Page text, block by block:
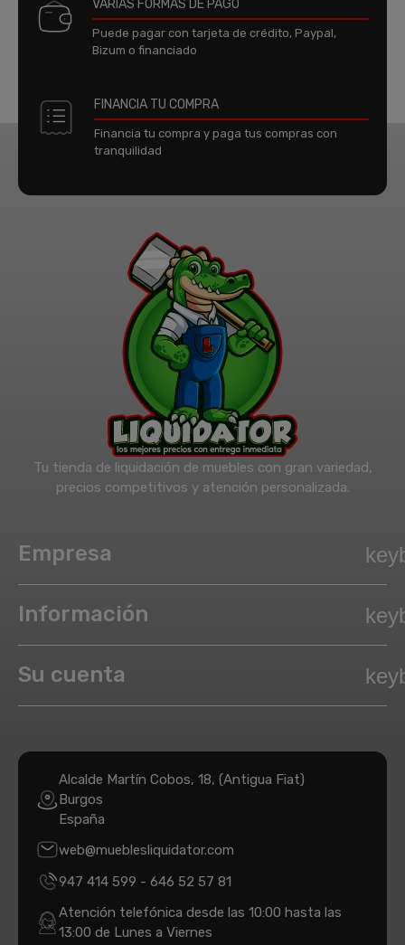
VARIAS FORMAS DE PAGO
Puede pagar con tarjeta de crédito, Paypal,
Bizum o financiado
FINANCIA TU COMPRA
Financia tu compra y paga tus compras con
tranquilidad
Tu tienda de liquidación de muebles con gran variedad,
precios competitivos y atención personalizada.
Empresa
Información
Su cuenta
Alcalde Martín Cobos, 18, (Antigua Fiat)
Burgos
España
web@mueblesliquidator.com
947 414 599 - 646 52 57 81
Atención telefónica desde las 10:00 hasta las
13:00 de Lunes a Viernes